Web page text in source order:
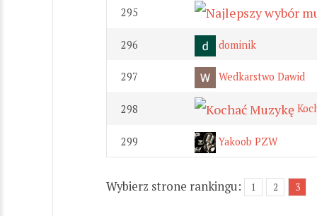
295
296 dominik
297 Wedkarstwo Dawid
298
299 Yakoob PZW
Wybierz strone rankingu: 1 2 3